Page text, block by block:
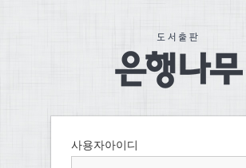
사용자아이디